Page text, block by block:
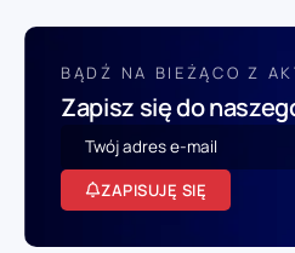
BĄDŹ NA BIEŻĄCO Z
Zapisz się do
ZAPISUJĘ SIĘ